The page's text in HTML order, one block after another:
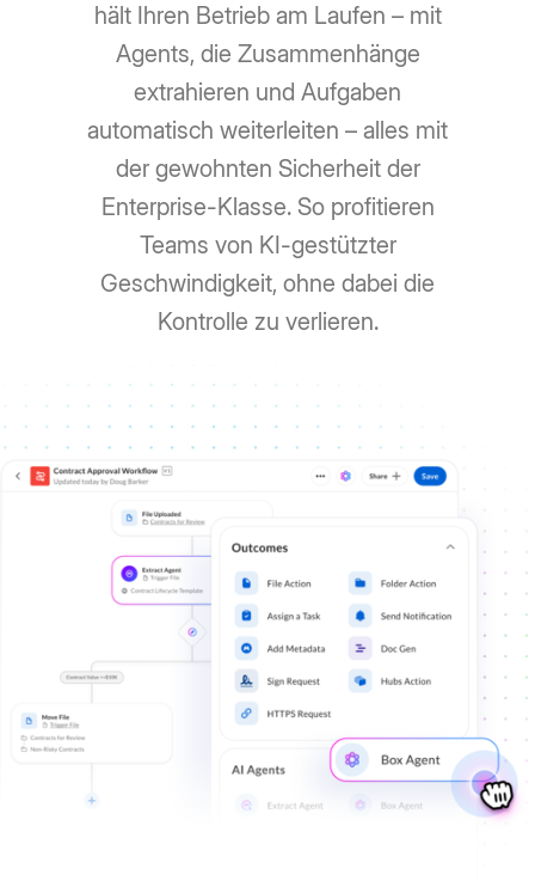
hält Ihren Betrieb am Laufen – mit
Agents, die Zusammenhänge
extrahieren und Aufgaben
automatisch weiterleiten – alles mit
der gewohnten Sicherheit der
Enterprise-Klasse. So profitieren
Teams von KI-gestützter
Geschwindigkeit, ohne dabei die
Kontrolle zu verlieren.